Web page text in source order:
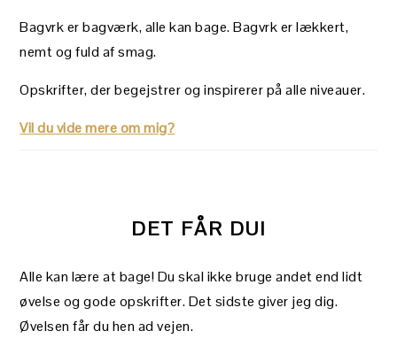
Bagvrk er bagværk, alle kan bage. Bagvrk er lækkert,
nemt og fuld af smag.
Opskrifter, der begejstrer og inspirerer på alle niveauer.
Vil du vide mere om mig?
DET FÅR DU!
Alle kan lære at bage! Du skal ikke bruge andet end lidt
øvelse og gode opskrifter. Det sidste giver jeg dig.
Øvelsen får du hen ad vejen.